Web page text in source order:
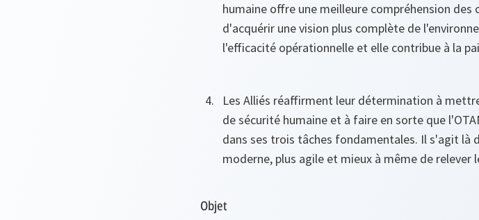
humaine offre une meilleure compréhension
d'acquérir une vision plus complète de
l'efficacité opérationnelle et elle contribue à la
Les Alliés réaffirment leur détermination à
de sécurité humaine et à faire en sorte que
dans ses trois tâches fondamentales. Il s'agit là
moderne, plus agile et mieux à même de
Objet